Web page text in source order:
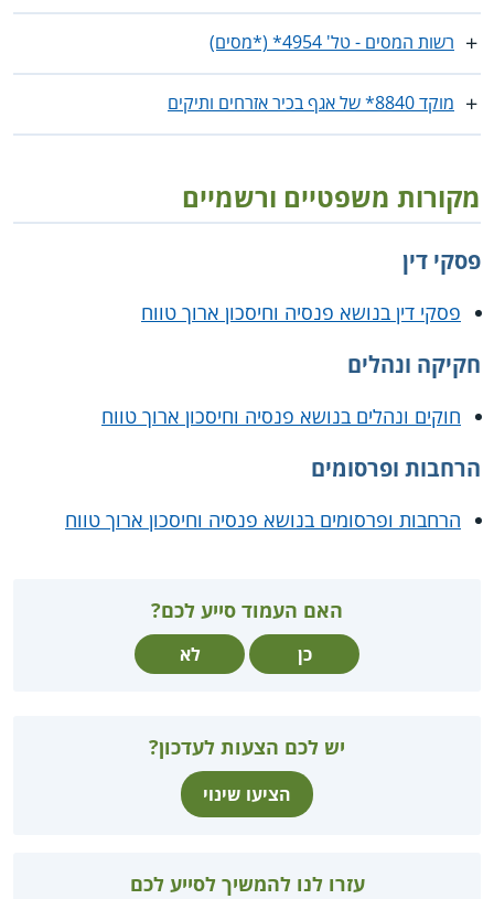
רשות המסים - טל' 4954* (*מסים)
מוקד 8840* של אגף בכיר אזרחים ותיקים
מקורות משפטיים ורשמיים
פסקי דין
פסקי דין בנושא פנסיה וחיסכון ארוך טווח
חקיקה ונהלים
חוקים ונהלים בנושא פנסיה וחיסכון ארוך טווח
הרחבות ופרסומים
הרחבות ופרסומים בנושא פנסיה וחיסכון ארוך טווח
האם העמוד סייע לכם?
כן לא
יש לכם הצעות לעדכון?
הציעו שינוי
עזרו לנו להמשיך לסייע לכם